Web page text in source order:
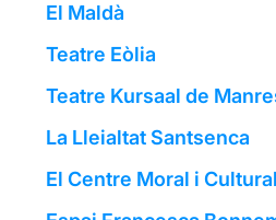
El Maldà
Teatre Eòlia
Teatre Kursaal de
La Lleialtat Santsenca
El Centre Moral i